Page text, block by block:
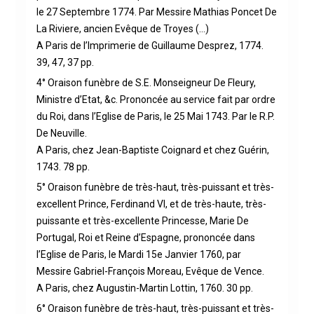
le 27 Septembre 1774. Par Messire Mathias Poncet De
La Riviere, ancien Evêque de Troyes (…)
A Paris de l’Imprimerie de Guillaume Desprez, 1774.
39, 47, 37 pp.
4° Oraison funèbre de S.E. Monseigneur De Fleury,
Ministre d’Etat, &c. Prononcée au service fait par ordre
du Roi, dans l’Eglise de Paris, le 25 Mai 1743. Par le R.P.
De Neuville.
A Paris, chez Jean-Baptiste Coignard et chez Guérin,
1743. 78 pp.
5° Oraison funèbre de très-haut, très-puissant et très-
excellent Prince, Ferdinand VI, et de très-haute, très-
puissante et très-excellente Princesse, Marie De
Portugal, Roi et Reine d’Espagne, prononcée dans
l’Eglise de Paris, le Mardi 15e Janvier 1760, par
Messire Gabriel-François Moreau, Evêque de Vence.
A Paris, chez Augustin-Martin Lottin, 1760. 30 pp.
6° Oraison funèbre de très-haut, très-puissant et très-